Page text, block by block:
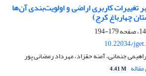
تغییرات کاربری اراضی و اولویت‌بندی آن‌ها
چهارباغ کرج)
179-194
10.22034/
جنمانی، آمنه حقزاد، مهرداد رمضانی پور
4.41 M